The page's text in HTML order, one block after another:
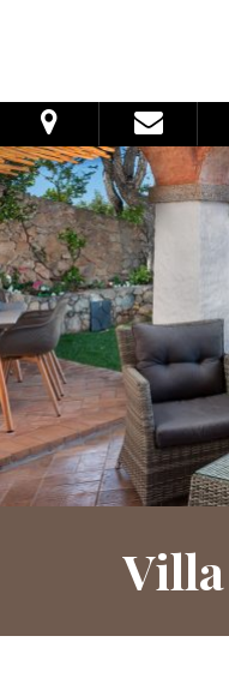
Dal: Al:
Sistemazione
Adulti: Bambini:
Verifica disponibilità
Richiedi preventivo